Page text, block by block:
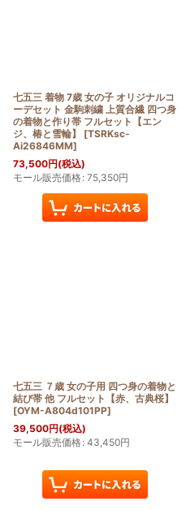
七五三 着物 7歳 女の子 オリジナルコ
ーデセット 金駒刺繍 上質合繊 四つ身
の着物と作り帯 フルセット【エン
ジ、椿と雪輪】
[TSRKsc-
Ai26846MM]
73,500円(税込)
モール販売価格: 75,350円
七五三 ７歳 女の子用 四つ身の着物と
結び帯 他 フルセット【赤、古典桜】
[OYM-A804d101PP]
39,500円(税込)
モール販売価格: 43,450円